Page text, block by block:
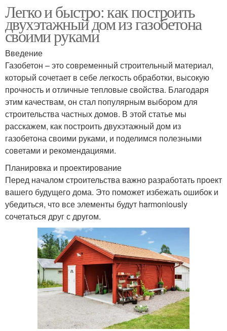
Легко и быстро: как построить
двухэтажный дом из газобетона
своими руками
Введение
Газобетон – это современный строительный материал,
который сочетает в себе легкость обработки, высокую
прочность и отличные тепловые свойства. Благодаря
этим качествам, он стал популярным выбором для
строительства частных домов. В этой статье мы
расскажем, как построить двухэтажный дом из
газобетона своими руками, и поделимся полезными
советами и рекомендациями.
Планировка и проектирование
Перед началом строительства важно разработать проект
вашего будущего дома. Это поможет избежать ошибок и
убедиться, что все элементы будут harmoniously
сочетаться друг с другом.